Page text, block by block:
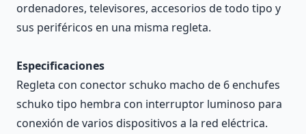
ordenadores, televisores, accesorios de todo tipo y
sus periféricos en una misma regleta.
Especificaciones
Regleta con conector schuko macho de 6 enchufes
schuko tipo hembra con interruptor luminoso para
conexión de varios dispositivos a la red eléctrica.